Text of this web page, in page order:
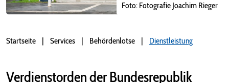
Foto: Fotografie Joachim Rieger
Startseite Services Behördenlotse Dienstleistung
Verdienstorden der Bundesrepublik